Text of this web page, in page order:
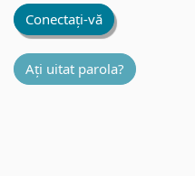
Conectați-vă
Ați uitat parola?